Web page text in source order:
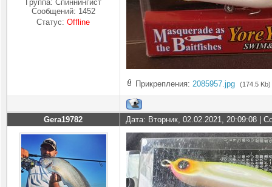
Группа: Спиннингист
Сообщений: 1452
Статус:Offline
Прикрепления: 2085957.jpg (174.5 Kb)
Gera19782 Дата: Вторник, 02.02.2021, 20:09:08 |